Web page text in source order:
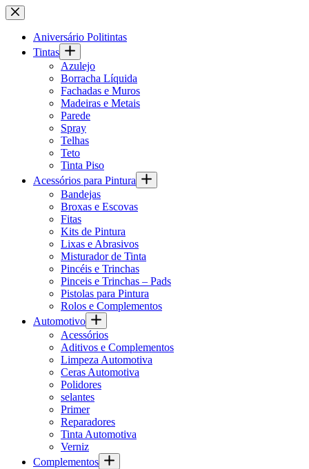
Pular
para
conteúdo
Aniversário Politintas
Tintas
Azulejo
Borracha Líquida
Fachadas e Muros
Madeiras e Metais
Parede
Spray
Telhas
Teto
Tinta Piso
Acessórios para Pintura
Bandejas
Broxas e Escovas
Fitas
Kits de Pintura
Lixas e Abrasivos
Misturador de Tinta
Pincéis e Trinchas
Pinceis e Trinchas – Pads
Pistolas para Pintura
Rolos e Complementos
Automotivo
Acessórios
Aditivos e Complementos
Limpeza Automotiva
Ceras Automotiva
Polidores
selantes
Primer
Reparadores
Tinta Automotiva
Verniz
Complementos